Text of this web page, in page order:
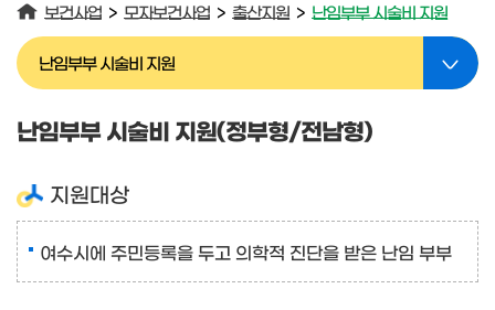
보건사업 > 모자보건사업 > 출산지원 > 난임부부 시술비 지원
난임부부 시술비 지원
난임부부 시술비 지원(정부형/전남형)
지원대상
여수시에 주민등록을 두고 의학적 진단을 받은 난임 부부